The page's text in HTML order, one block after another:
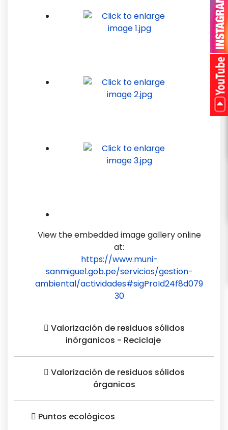
View the embedded image gallery online
at:
https://www.muni-
sanmiguel.gob.pe/servicios/gestion-
ambiental/actividades#sigProId24f8d079
30
Valorización de residuos sólidos
inórganicos - Reciclaje
Valorización de residuos sólidos
órganicos
Puntos ecológicos